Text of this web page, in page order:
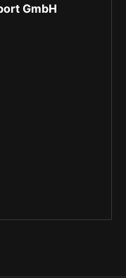
GmbH